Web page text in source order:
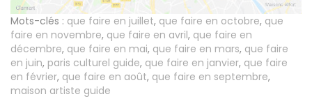
Mots-clés : que faire en juillet, que faire en octobre, que
faire en novembre, que faire en avril, que faire en
décembre, que faire en mai, que faire en mars, que faire
en juin, paris culturel guide, que faire en janvier, que faire
en février, que faire en août, que faire en septembre,
maison artiste guide